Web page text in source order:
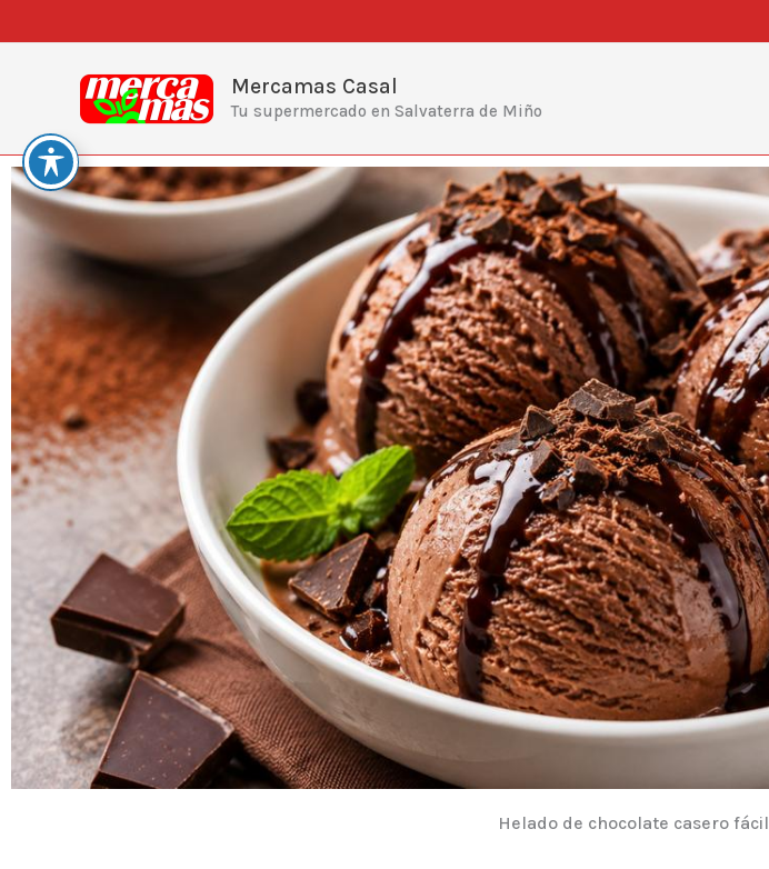
al
contenido
Mercamas Casal
Tu supermercado en Salvaterra de Miño
Helado de chocolate casero fácil